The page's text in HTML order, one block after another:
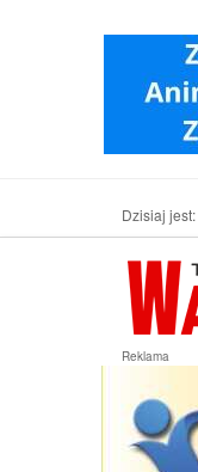
Dzisiaj jest:
Reklama